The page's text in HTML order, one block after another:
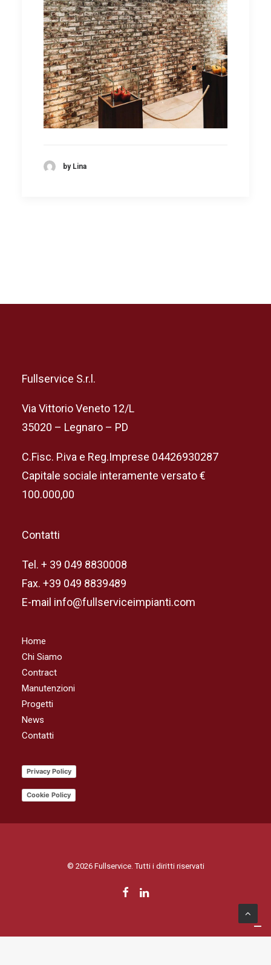
by Lina
Fullservice S.r.l.
Via Vittorio Veneto 12/L
35020 – Legnaro – PD
C.Fisc. P.iva e Reg.Imprese 04426930287
Capitale sociale interamente versato €
100.000,00
Contatti
Tel. + 39 049 8830008
Fax. +39 049 8839489
E-mail info@fullserviceimpianti.com
Home
Chi Siamo
Contract
Manutenzioni
Progetti
News
Contatti
Privacy Policy
Cookie Policy
© 2026 Fullservice. Tutti i diritti riservati